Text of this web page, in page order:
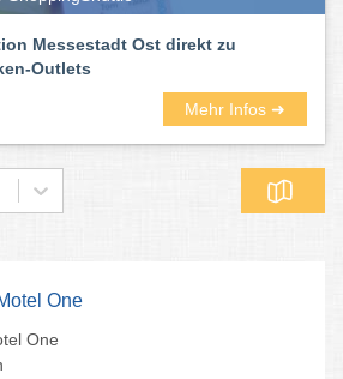
Messestadt Ost direkt zu
Outlets
Mehr Infos ➜
One
One